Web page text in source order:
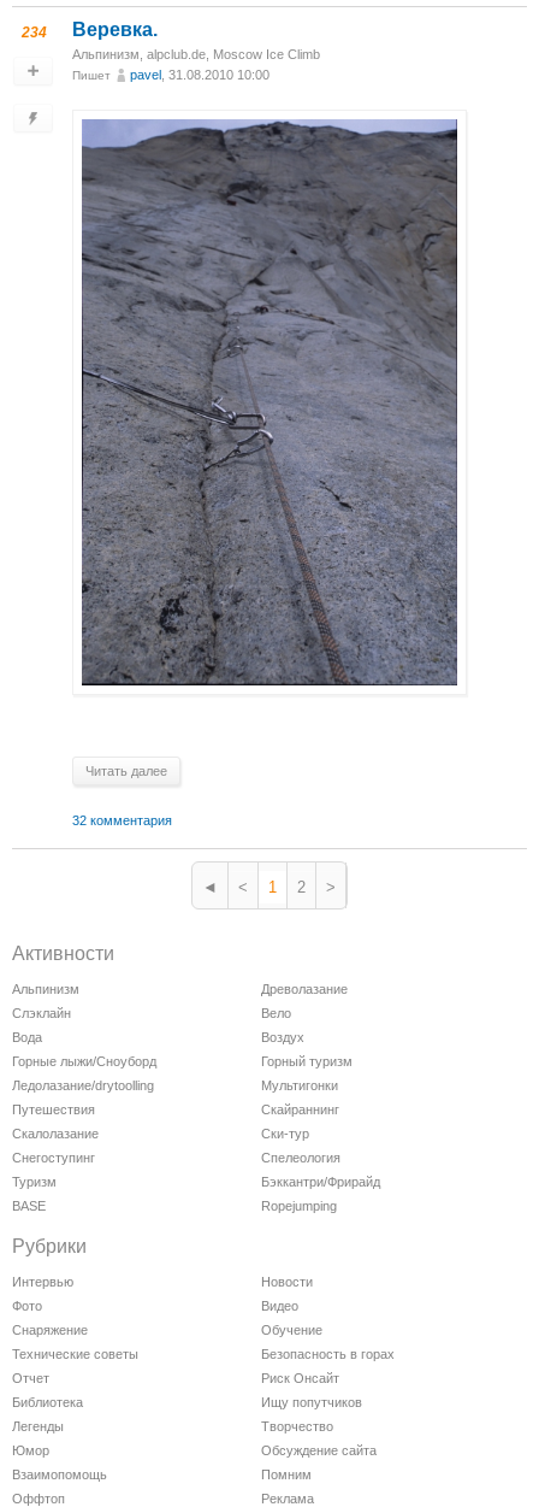
234 Веревка.
Альпинизм alpclub.de Moscow Ice Climb
Пишет pavel , 31.08.2010 10:00
Читать далее
32 комментария
◄ < 1 2 >
Активности
Альпинизм
Древолазание
Слэклайн
Вело
Вода
Воздух
Горные лыжи/Сноуборд
Горный туризм
Ледолазание/drytoolling
Мультигонки
Путешествия
Скайраннинг
Скалолазание
Ски-тур
Снегоступинг
Спелеология
Туризм
Бэккантри/Фрирайд
BASE
Ropejumping
Рубрики
Интервью
Новости
Фото
Видео
Снаряжение
Обучение
Технические советы
Безопасность в горах
Отчет
Риск Онсайт
Библиотека
Ищу попутчиков
Легенды
Творчество
Юмор
Обсуждение сайта
Взаимопомощь
Помним
Оффтоп
Реклама